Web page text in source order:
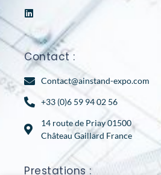
Contact :
Contact@ainstand-expo.com
+33 (0)6 59 94 02 56
14 route de Priay 01500
Château Gaillard France
Prestations :